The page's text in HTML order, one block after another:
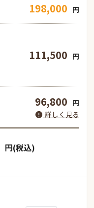
198,000 円
111,500 円
96,800 円
詳しく見る
円(税込)